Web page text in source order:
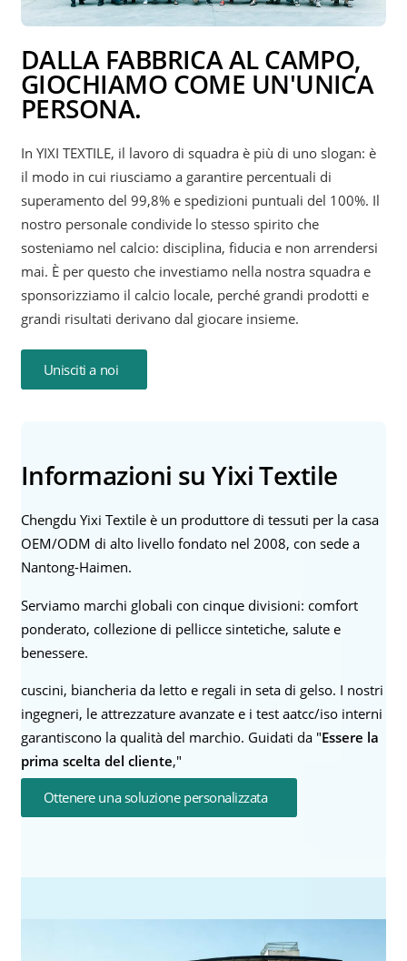
DALLA FABBRICA AL CAMPO,
GIOCHIAMO COME UN'UNICA
PERSONA.
In YIXI TEXTILE, il lavoro di squadra è più di uno slogan: è
il modo in cui riusciamo a garantire percentuali di
superamento del 99,8% e spedizioni puntuali del 100%. Il
nostro personale condivide lo stesso spirito che
sosteniamo nel calcio: disciplina, fiducia e non arrendersi
mai. È per questo che investiamo nella nostra squadra e
sponsorizziamo il calcio locale, perché grandi prodotti e
grandi risultati derivano dal giocare insieme.
Unisciti a noi
Informazioni su Yixi Textile
Chengdu Yixi Textile è un produttore di tessuti per la casa
OEM/ODM di alto livello fondato nel 2008, con sede a
Nantong-Haimen.
Serviamo marchi globali con cinque divisioni: comfort
ponderato, collezione di pellicce sintetiche, salute e
benessere.
cuscini, biancheria da letto e regali in seta di gelso. I nostri
ingegneri, le attrezzature avanzate e i test aatcc/iso interni
garantiscono la qualità del marchio. Guidati da "Essere la
prima scelta del cliente,"
Ottenere una soluzione personalizzata